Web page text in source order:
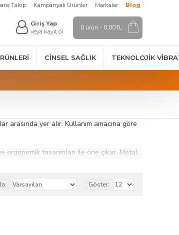
Takip Kampanyalı Ürünler Markalar Blog
Giriş Yap
veya kayıt ol
0 ürün - 0,00TL
CINSEL SAĞLIK TEKNOLOJIK
yer alır. Kullanım amacına göre
tasarımları ile öne çıkar. Metal,
arayan kullanıcılar için çeşitlilik sunar.
Göster: